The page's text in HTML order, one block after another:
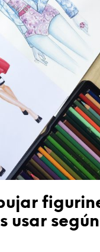
usar según